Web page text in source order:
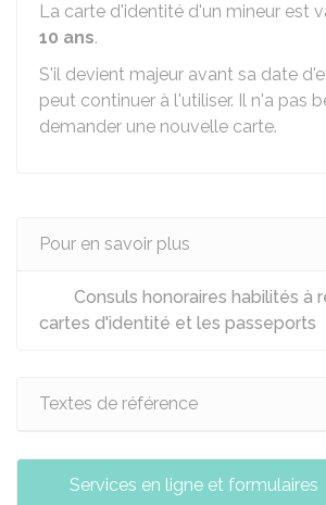
La carte d'identité d'un mineur est
10 ans.
S'il devient majeur avant sa date
peut continuer à l'utiliser. Il n'a pas
demander une nouvelle carte.
Pour en savoir plus
Consuls honoraires habilités à
cartes d'identité et les passeports
Textes de référence
Services en ligne et formulaires